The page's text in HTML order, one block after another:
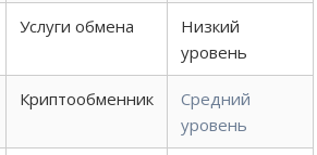
Услуги обмена
Низкий
уровень
Криптообменник
Средний
уровень